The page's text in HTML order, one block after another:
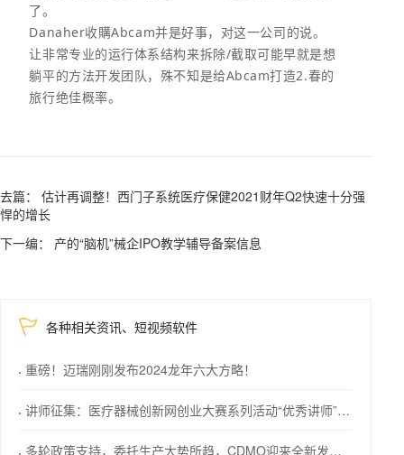
了。
Danaher收購Abcam并是好事，对这一公司的说。
让非常专业的运行体系结构来拆除/截取可能早就是想
躺平的方法开发团队，殊不知是给Abcam打造2.春的
旅行绝佳概率。
去篇： 估计再调整！西门子系统医疗保健2021财年Q2快速十分强
悍的增长
下一编： 产的“脑机”械企IPO教学辅导备案信息
各种相关资讯、短视频软件
重磅！迈瑞刚刚发布2024龙年六大方略！
讲师征集：医疗器械创新网创业大赛系列活动“优秀讲师”等您来！
多轮政策支持，委托生产大势所趋，CDMO迎来全新发展机会